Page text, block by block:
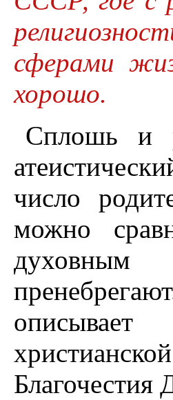
сферами
хорошо.
Сплошь и
число
можно
описывает
Благочестия